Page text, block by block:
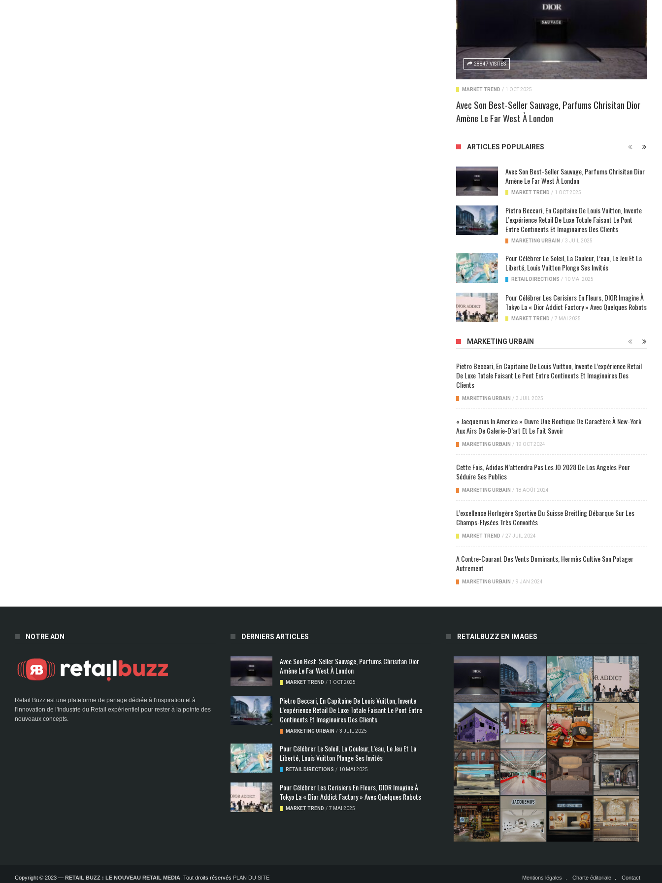
28847 VISITES
MARKET TREND / 1 OCT 2025
Avec Son Best-Seller Sauvage, Parfums Chrisitan Dior
Amène Le Far West À London
ARTICLES POPULAIRES
Avec Son Best-Seller Sauvage, Parfums Chrisitan Dior
Amène Le Far West À London
MARKET TREND / 1 OCT 2025
Pietro Beccari, En Capitaine De Louis Vuitton, Invente
L’expérience Retail De Luxe Totale Faisant Le Pont
Entre Continents Et Imaginaires Des Clients
MARKETING URBAIN / 3 JUIL 2025
Pour Célébrer Le Soleil, La Couleur, L’eau, Le Jeu Et La
Liberté, Louis Vuitton Plonge Ses Invités
RETAIL DIRECTIONS / 10 MAI 2025
Pour Célébrer Les Cerisiers En Fleurs, DIOR Imagine À
Tokyo La « Dior Addict Factory » Avec Quelques Robots
MARKET TREND / 7 MAI 2025
MARKETING URBAIN
Pietro Beccari, En Capitaine De Louis Vuitton, Invente L’expérience Retail
De Luxe Totale Faisant Le Pont Entre Continents Et Imaginaires Des
Clients
MARKETING URBAIN / 3 JUIL 2025
« Jacquemus In America » Ouvre Une Boutique De Caractère À New-York
Aux Airs De Galerie-D’art Et Le Fait Savoir
MARKETING URBAIN / 19 OCT 2024
Cette Fois, Adidas N’attendra Pas Les JO 2028 De Los Angeles Pour
Séduire Ses Publics
MARKETING URBAIN / 18 AOÛT 2024
L’excellence Horlogère Sportive Du Suisse Breitling Débarque Sur Les
Champs-Elysées Très Convoités
MARKET TREND / 27 JUIL 2024
A Contre-Courant Des Vents Dominants, Hermès Cultive Son Potager
Autrement
MARKETING URBAIN / 9 JAN 2024
NOTRE ADN
Retail Buzz est une plateforme de partage dédiée à l'inspiration et à
l'innovation de l'industrie du Retail expérientiel pour rester à la pointe des
nouveaux concepts.
DERNIERS ARTICLES
Avec Son Best-Seller Sauvage, Parfums Chrisitan Dior
Amène Le Far West À London
MARKET TREND / 1 OCT 2025
Pietro Beccari, En Capitaine De Louis Vuitton, Invente
L’expérience Retail De Luxe Totale Faisant Le Pont Entre
Continents Et Imaginaires Des Clients
MARKETING URBAIN / 3 JUIL 2025
Pour Célébrer Le Soleil, La Couleur, L’eau, Le Jeu Et La
Liberté, Louis Vuitton Plonge Ses Invités
RETAIL DIRECTIONS / 10 MAI 2025
Pour Célébrer Les Cerisiers En Fleurs, DIOR Imagine À
Tokyo La « Dior Addict Factory » Avec Quelques Robots
MARKET TREND / 7 MAI 2025
RETAILBUZZ EN IMAGES
Copyright © 2023 — RETAIL BUZZ : LE NOUVEAU RETAIL MEDIA. Tout droits réservés PLAN DU SITE Mentions légales Charte éditoriale Contact